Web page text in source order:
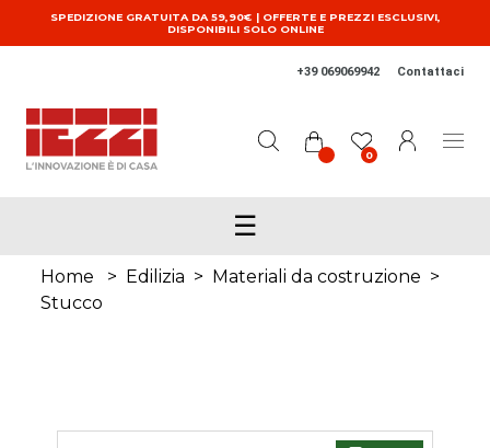
Salta al contenuto principale
SPEDIZIONE GRATUITA DA 59,90€ | OFFERTE E PREZZI ESCLUSIVI,
DISPONIBILI SOLO ONLINE
+39 069069942 Contattaci
0
☰
Home > Edilizia > Materiali da costruzione >
Stucco